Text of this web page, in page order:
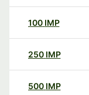
100 IMP
250 IMP
500 IMP